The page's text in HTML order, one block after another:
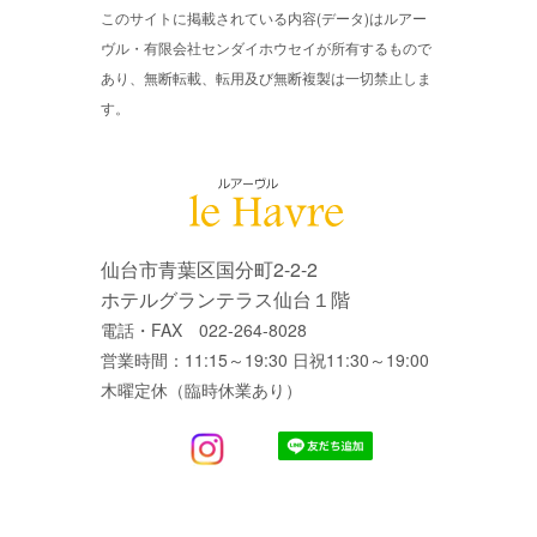
このサイトに掲載されている内容(データ)はルアー
ヴル・有限会社センダイホウセイが所有するもので
あり、無断転載、転用及び無断複製は一切禁止しま
す。
仙台市青葉区国分町2-2-2
ホテルグランテラス仙台１階
電話・FAX 022-264-8028
営業時間：11:15～19:30 日祝11:30～19:00
木曜定休（臨時休業あり）